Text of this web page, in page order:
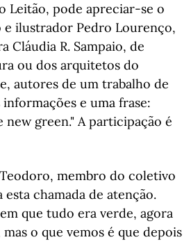
Leitão, pode apreciar-se o
e ilustrador Pedro Lourenço,
Cláudia R. Sampaio, de
ou dos arquitetos do
autores de um trabalho de
e uma frase:
green." A participação é
membro do coletivo
chamada de atenção.
que tudo era verde, agora
o que vemos é que depois